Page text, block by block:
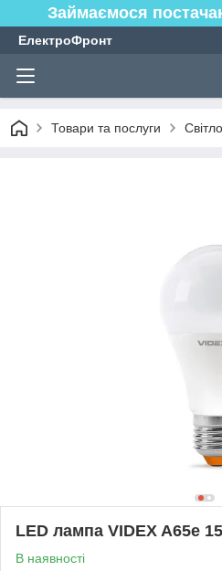
Займаємося
ЕлектроФронт
Товари та послуги
LED лампа VIDEX A65e
В наявності